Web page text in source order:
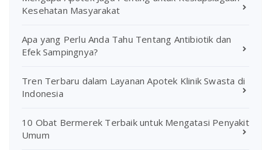
Kesehatan Masyarakat
Apa yang Perlu Anda Tahu Tentang Antibiotik dan
Efek Sampingnya?
Tren Terbaru dalam Layanan Apotek Klinik Swasta di
Indonesia
10 Obat Bermerek Terbaik untuk Mengatasi Penyakit
Umum